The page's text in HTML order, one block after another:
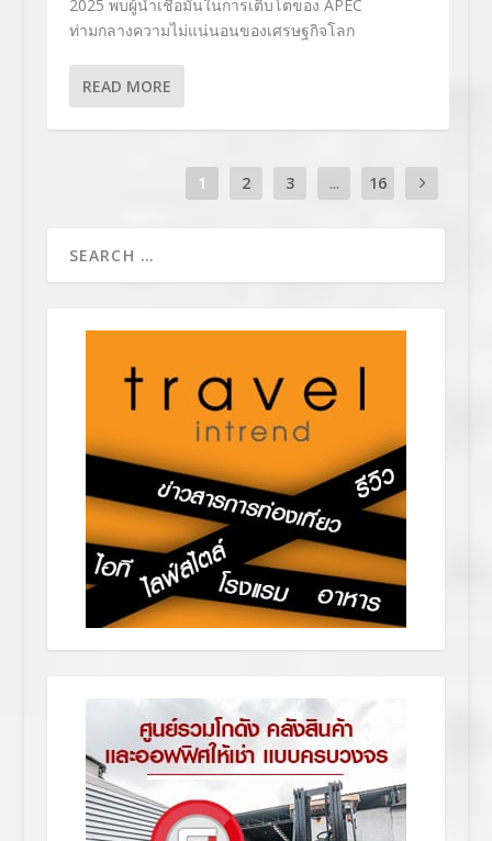
2025 พบผู้นำเชื่อมั่นในการเติบโตของ APEC
ท่ามกลางความไม่แน่นอนของเศรษฐกิจโลก
READ MORE
1 2 3 ... 16